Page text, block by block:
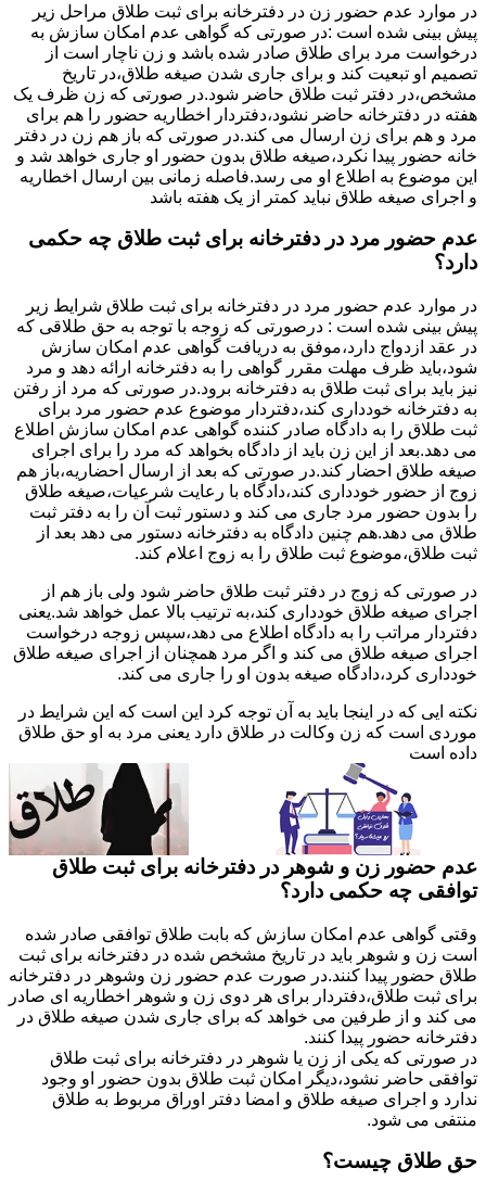
در موارد عدم حضور زن در دفترخانه برای ثبت طلاق مراحل زیر
پیش بینی شده است :در صورتی که گواهی عدم امکان سازش به
درخواست مرد برای طلاق صادر شده باشد و زن ناچار است از
تصمیم او تبعیت کند و برای جاری شدن صیغه طلاق،در تاریخ
مشخص،در دفتر ثبت طلاق حاضر شود.در صورتی که زن ظرف یک
هفته در دفترخانه حاضر نشود،دفتردار اخطاریه حضور را هم برای
مرد و هم برای زن ارسال می کند.در صورتی که باز هم زن در دفتر
خانه حضور پیدا نکرد،صیغه طلاق بدون حضور او جاری خواهد شد و
این موضوع به اطلاع او می رسد.فاصله زمانی بین ارسال اخطاریه
و اجرای صیغه طلاق نباید کمتر از یک هفته باشد
عدم حضور مرد در دفترخانه برای ثبت طلاق چه حکمی
دارد؟
در موارد عدم حضور مرد در دفترخانه برای ثبت طلاق شرایط زیر
پیش بینی شده است : درصورتی که زوجه با توجه به حق طلاقی که
در عقد ازدواج دارد،موفق به دریافت گواهی عدم امکان سازش
شود،باید ظرف مهلت مقرر گواهی را به دفترخانه ارائه دهد و مرد
نیز باید برای ثبت طلاق به دفترخانه برود.در صورتی که مرد از رفتن
به دفترخانه خودداری کند،دفتردار موضوع عدم حضور مرد برای
ثبت طلاق را به دادگاه صادر کننده گواهی عدم امکان سازش اطلاع
می دهد.بعد از این زن باید از دادگاه بخواهد که مرد را برای اجرای
صیغه طلاق احضار کند.در صورتی که بعد از ارسال احضاریه،باز هم
زوج از حضور خودداری کند،دادگاه با رعایت شرعیات،صیغه طلاق
را بدون حضور مرد جاری می کند و دستور ثبت آن را به دفتر ثبت
طلاق می دهد.هم چنین دادگاه به دفترخانه دستور می دهد بعد از
ثبت طلاق،موضوع ثبت طلاق را به زوج اعلام کند.
در صورتی که زوج در دفتر ثبت طلاق حاضر شود ولی باز هم از
اجرای صیغه طلاق خودداری کند،به ترتیب بالا عمل خواهد شد.یعنی
دفتردار مراتب را به دادگاه اطلاع می دهد،سپس زوجه درخواست
اجرای صیغه طلاق می کند و اگر مرد همچنان از اجرای صیغه طلاق
خودداری کرد،دادگاه صیغه بدون او را جاری می کند.
نکته ایی که در اینجا باید به آن توجه کرد این است که این شرایط در
موردی است که زن وکالت در طلاق دارد یعنی مرد به او حق طلاق
داده است
عدم حضور زن و شوهر در دفترخانه برای ثبت طلاق
توافقی چه حکمی دارد؟
وقتی گواهی عدم امکان سازش که بابت طلاق توافقی صادر شده
است زن و شوهر باید در تاریخ مشخص شده در دفترخانه برای ثبت
طلاق حضور پیدا کنند.در صورت عدم حضور زن وشوهر در دفترخانه
برای ثبت طلاق،دفتردار برای هر دوی زن و شوهر اخطاریه ای صادر
می کند و از طرفین می خواهد که برای جاری شدن صیغه طلاق در
دفترخانه حضور پیدا کنند.
در صورتی که یکی از زن یا شوهر در دفترخانه برای ثبت طلاق
توافقی حاضر نشود،دیگر امکان ثبت طلاق بدون حضور او وجود
ندارد و اجرای صیغه طلاق و امضا دفتر اوراق مربوط به طلاق
منتفی می شود.
حق طلاق چیست؟